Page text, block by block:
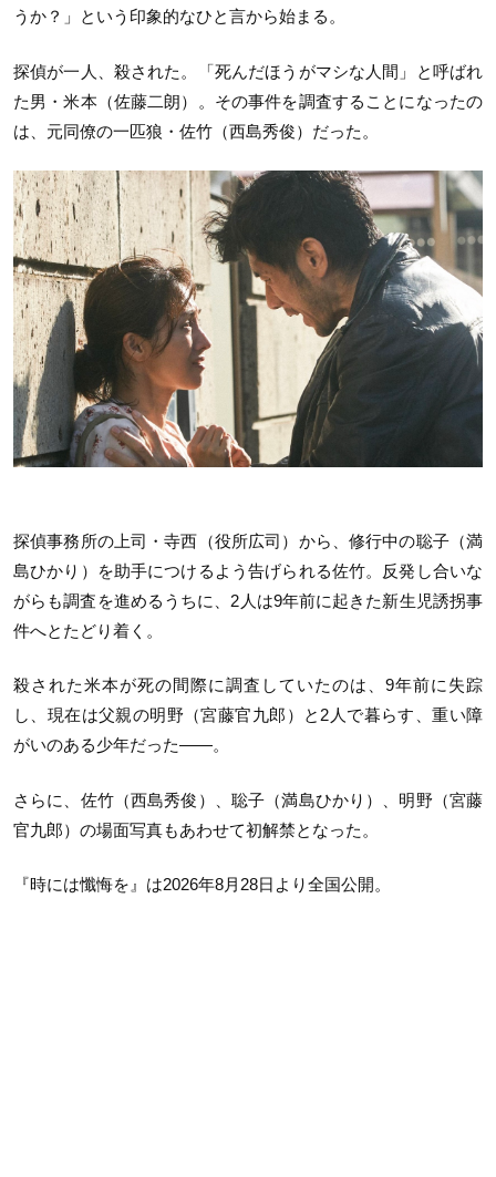
うか？」という印象的なひと言から始まる。
探偵が一人、殺された。「死んだほうがマシな人間」と呼ばれ
た男・米本（佐藤二朗）。その事件を調査することになったの
は、元同僚の一匹狼・佐竹（西島秀俊）だった。
探偵事務所の上司・寺西（役所広司）から、修行中の聡子（満
島ひかり）を助手につけるよう告げられる佐竹。反発し合いな
がらも調査を進めるうちに、2人は9年前に起きた新生児誘拐事
件へとたどり着く。
殺された米本が死の間際に調査していたのは、9年前に失踪
し、現在は父親の明野（宮藤官九郎）と2人で暮らす、重い障
がいのある少年だった——。
さらに、佐竹（西島秀俊）、聡子（満島ひかり）、明野（宮藤
官九郎）の場面写真もあわせて初解禁となった。
『時には懺悔を』は2026年8月28日より全国公開。